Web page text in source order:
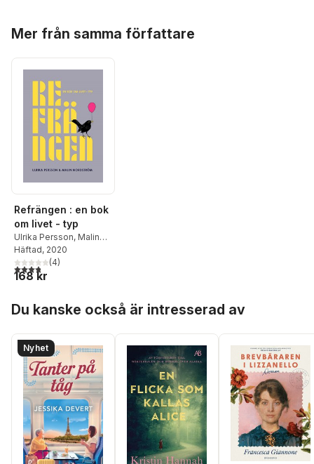
Mer från samma författare
Refrängen : en bok
om livet - typ
Ulrika Persson, Malin
Nordström
Häftad, 2020
3,8utav 5 stjärnor. Totalt antal röster:
(4)
168 kr
Du kanske också är intresserad av
Nyhet